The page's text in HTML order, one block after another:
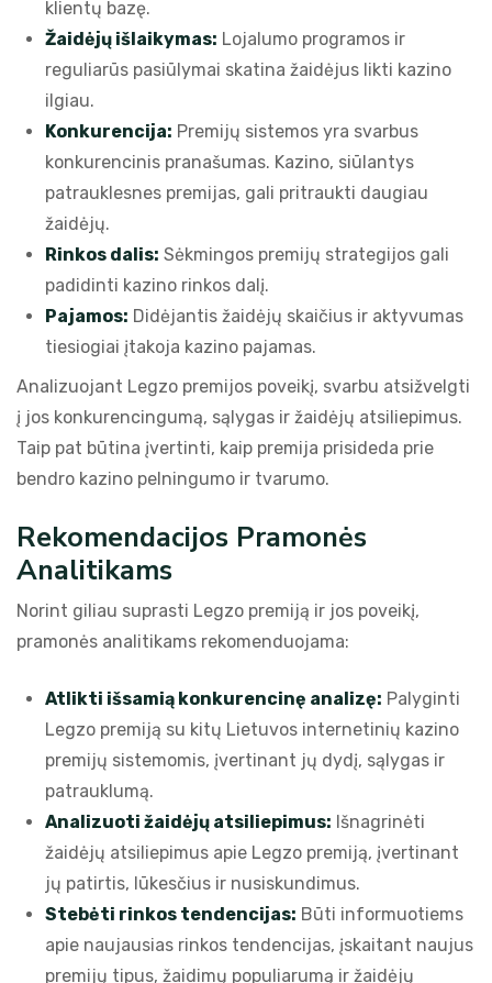
klientų bazę.
Žaidėjų išlaikymas: Lojalumo programos ir
reguliarūs pasiūlymai skatina žaidėjus likti kazino
ilgiau.
Konkurencija: Premijų sistemos yra svarbus
konkurencinis pranašumas. Kazino, siūlantys
patrauklesnes premijas, gali pritraukti daugiau
žaidėjų.
Rinkos dalis: Sėkmingos premijų strategijos gali
padidinti kazino rinkos dalį.
Pajamos: Didėjantis žaidėjų skaičius ir aktyvumas
tiesiogiai įtakoja kazino pajamas.
Analizuojant Legzo premijos poveikį, svarbu atsižvelgti
į jos konkurencingumą, sąlygas ir žaidėjų atsiliepimus.
Taip pat būtina įvertinti, kaip premija prisideda prie
bendro kazino pelningumo ir tvarumo.
Rekomendacijos Pramonės
Analitikams
Norint giliau suprasti Legzo premiją ir jos poveikį,
pramonės analitikams rekomenduojama:
Atlikti išsamią konkurencinę analizę: Palyginti
Legzo premiją su kitų Lietuvos internetinių kazino
premijų sistemomis, įvertinant jų dydį, sąlygas ir
patrauklumą.
Analizuoti žaidėjų atsiliepimus: Išnagrinėti
žaidėjų atsiliepimus apie Legzo premiją, įvertinant
jų patirtis, lūkesčius ir nusiskundimus.
Stebėti rinkos tendencijas: Būti informuotiems
apie naujausias rinkos tendencijas, įskaitant naujus
premijų tipus, žaidimų populiarumą ir žaidėjų